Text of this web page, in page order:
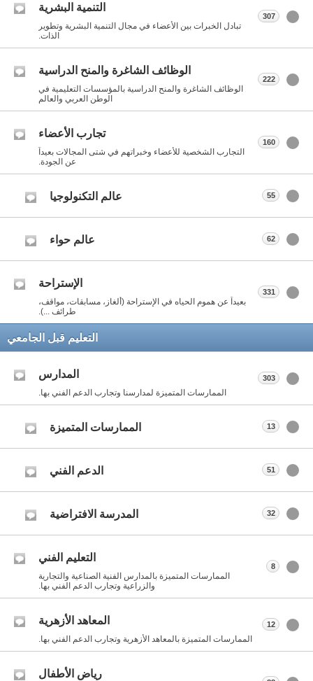
التنمية البشرية
تبادل الخبرات بين الأعضاء في مجال التنمية البشرية وتطوير
الذات.
307
الوظائف الشاغرة والمنح الدراسية
الوظائف الشاغرة والمنح الدراسية بالمؤسسات التعليمية في
الوطن العربي والعالم
222
تجارب الأعضاء
التجارب الشخصية للأعضاء وخبراتهم في شتى المجالات بعيداً
عن الجودة.
160
عالم التكنولوجيا 55
عالم حواء 62
الإستراحة
بعيداً عن هموم الحياه في الإستراحة (ألغاز، مسابقات، مواقف،
طرائف ...).
331
التعليم قبل الجامعي
المدارس
الممارسات المتميزة لمدارسنا وتجارب الدعم الفني بها.
303
الممارسات المتميزة 13
الدعم الفني 51
المدرسة الافتراضية 32
التعليم الفني
الممارسات المتميزة بالمدارس الفنية الصناعية والتجارية
والزراعية وتجارب الدعم الفني بها.
8
المعاهد الأزهرية
الممارسات المتميزة بالمعاهد الأزهرية وتجارب الدعم الفني بها.
12
رياض الأطفال